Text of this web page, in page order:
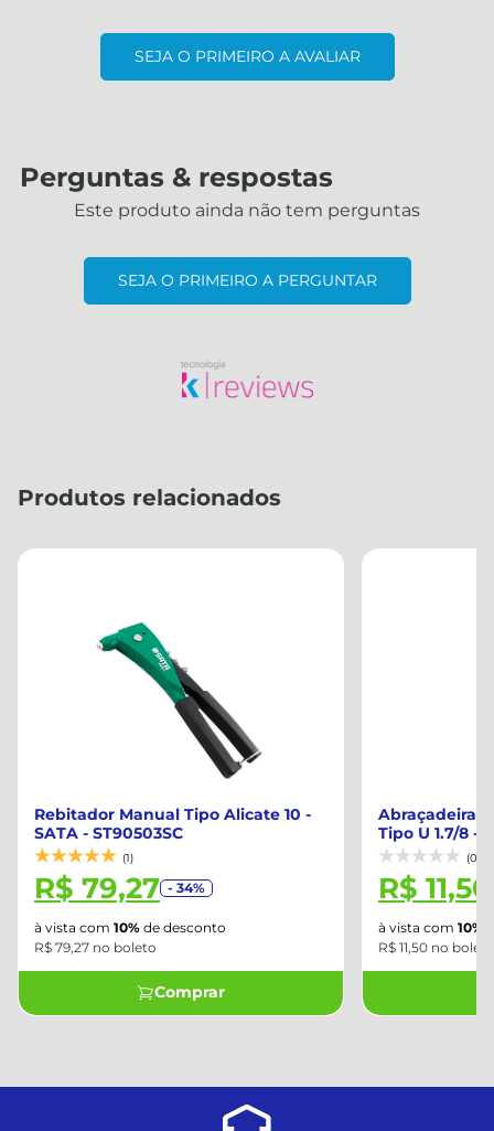
SEJA O PRIMEIRO A AVALIAR
Perguntas & respostas
Este produto ainda não tem perguntas
SEJA O PRIMEIRO A PERGUNTAR
Produtos relacionados
Rebitador Manual Tipo Alicate 10 -
SATA - ST90503SC
(1)
R$ 79,27 - 34%
à vista com 10% de desconto
R$ 79,27 no boleto
Comprar
Abraçadeira
Tipo U 1.7/8 -
(0)
R$ 11,50
à vista com 10%
R$ 11,50 no boleto